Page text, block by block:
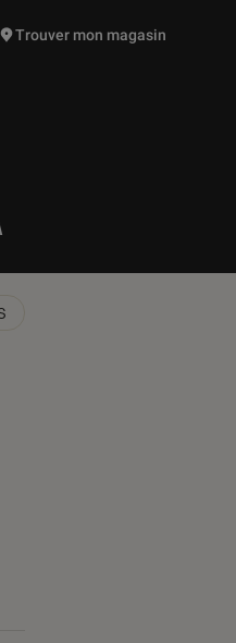
vous être proposées
Trouver mon magasin